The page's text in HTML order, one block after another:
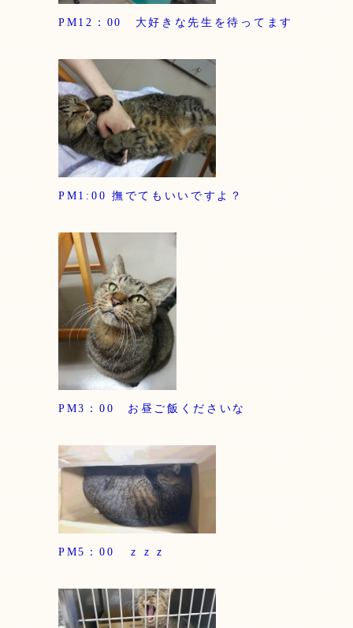
PM12：00 大好きな先生を待ってます
PM1:00 撫でてもいいですよ？
PM3：00 お昼ご飯くださいな
PM5：00 ｚｚｚ